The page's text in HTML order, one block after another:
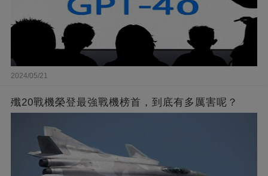
2024/05/21
殲20戰機榮登最強戰機榜首，到底有多厲害呢？